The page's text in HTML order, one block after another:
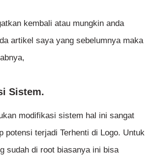
kembali atau mungkin anda
artikel saya yang sebelumnya maka
Sistem.
modifikasi sistem hal ini sangat
potensi terjadi Terhenti di Logo. Untuk
sudah di root biasanya ini bisa